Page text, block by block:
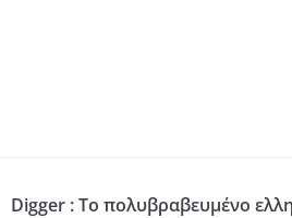
Digger : Το πολυβραβευμένο